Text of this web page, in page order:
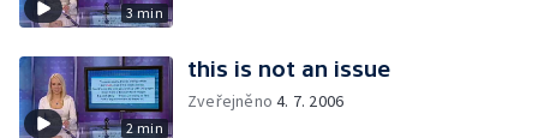
3 min
2 min
this is not an issue
Zveřejněno4. 7. 2006